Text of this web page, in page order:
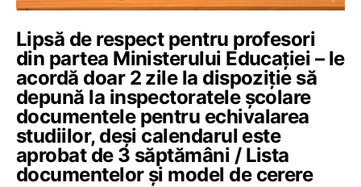
Lipsă de respect pentru profesori
din partea Ministerului Educației – le
acordă doar 2 zile la dispoziție să
depună la inspectoratele școlare
documentele pentru echivalarea
studiilor, deși calendarul este
aprobat de 3 săptămâni / Lista
documentelor și model de cerere